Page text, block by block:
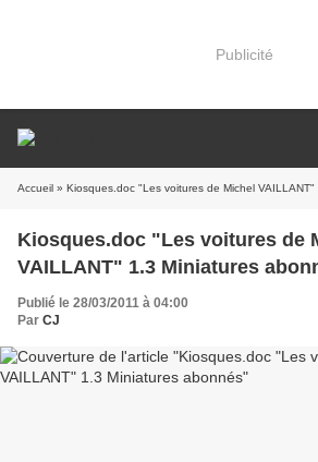
Publicité
Accueil » Kiosques.doc "Les voitures de Michel
Kiosques.doc "Les voitures de
VAILLANT" 1.3 Miniatures
Publié le 28/03/2011 à 04:00
Par CJ